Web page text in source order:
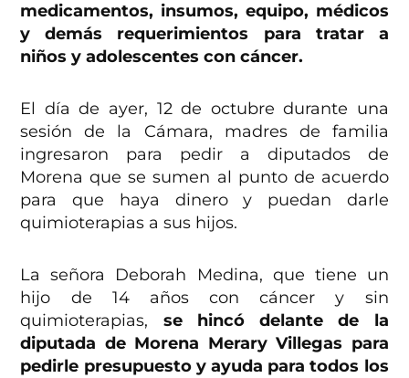
medicamentos, insumos, equipo, médicos
y demás requerimientos para tratar a
niños y adolescentes con cáncer.
El día de ayer, 12 de octubre durante una
sesión de la Cámara, madres de familia
ingresaron para pedir a diputados de
Morena que se sumen al punto de acuerdo
para que haya dinero y puedan darle
quimioterapias a sus hijos.
La señora Deborah Medina, que tiene un
hijo de 14 años con cáncer y sin
quimioterapias, se hincó delante de la
diputada de Morena Merary Villegas para
pedirle presupuesto y ayuda para todos los